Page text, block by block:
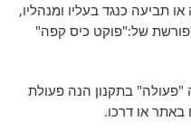
תביעה כנגד בעליו ומנהליו,
של:"פוקט כיס קפה"
בתקנון הנה פעולת
באתר או דרכו.